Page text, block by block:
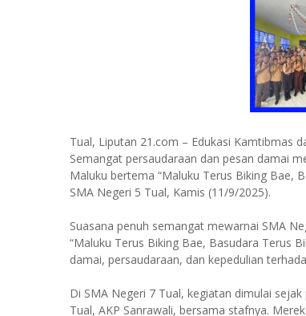
Tual, Liputan 21.com – Edukasi Kamtibmas
Semangat persaudaraan dan pesan damai
Maluku bertema “Maluku Terus Biking Bae,
SMA Negeri 5 Tual, Kamis (11/9/2025).
Suasana penuh semangat mewarnai SMA
“Maluku Terus Biking Bae, Basudara Terus
damai, persaudaraan, dan kepedulian
Di SMA Negeri 7 Tual, kegiatan dimulai
Tual, AKP Sanrawali, bersama stafnya.